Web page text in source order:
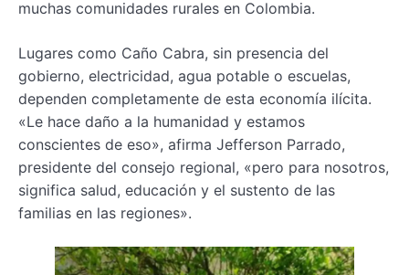
muchas comunidades rurales en Colombia.
Lugares como Caño Cabra, sin presencia del
gobierno, electricidad, agua potable o escuelas,
dependen completamente de esta economía ilícita.
«Le hace daño a la humanidad y estamos
conscientes de eso», afirma Jefferson Parrado,
presidente del consejo regional, «pero para nosotros,
significa salud, educación y el sustento de las
familias en las regiones».